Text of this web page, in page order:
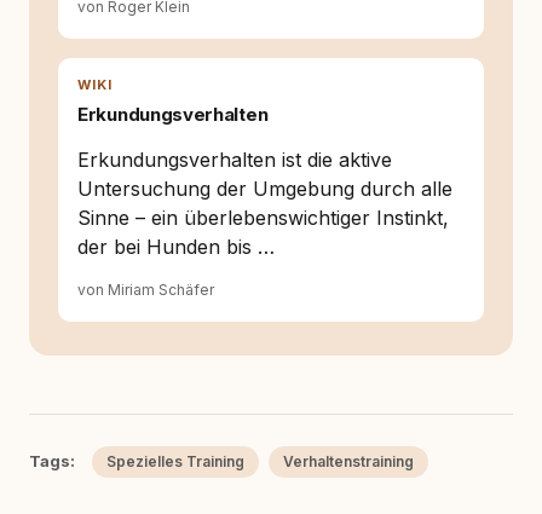
von Roger Klein
WIKI
Erkundungsverhalten
Erkundungsverhalten ist die aktive
Untersuchung der Umgebung durch alle
Sinne – ein überlebenswichtiger Instinkt,
der bei Hunden bis …
von Miriam Schäfer
Tags: Spezielles Training Verhaltenstraining